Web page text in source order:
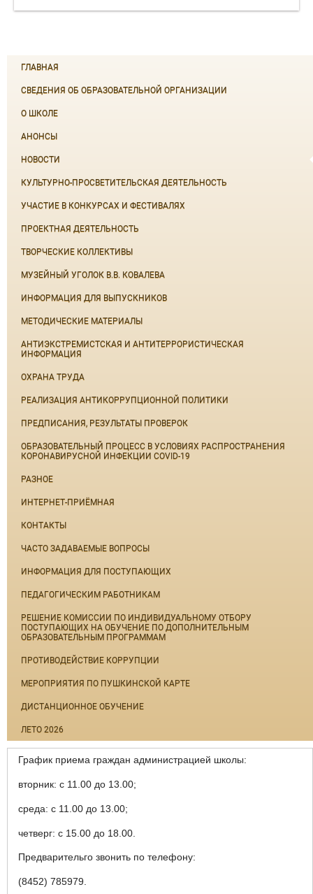
ГЛАВНАЯ
СВЕДЕНИЯ ОБ ОБРАЗОВАТЕЛЬНОЙ ОРГАНИЗАЦИИ
О ШКОЛЕ
АНОНСЫ
НОВОСТИ
КУЛЬТУРНО-ПРОСВЕТИТЕЛЬСКАЯ ДЕЯТЕЛЬНОСТЬ
УЧАСТИЕ В КОНКУРСАХ И ФЕСТИВАЛЯХ
ПРОЕКТНАЯ ДЕЯТЕЛЬНОСТЬ
ТВОРЧЕСКИЕ КОЛЛЕКТИВЫ
МУЗЕЙНЫЙ УГОЛОК В.В. КОВАЛЕВА
ИНФОРМАЦИЯ ДЛЯ ВЫПУСКНИКОВ
МЕТОДИЧЕСКИЕ МАТЕРИАЛЫ
АНТИЭКСТРЕМИСТСКАЯ И АНТИТЕРРОРИСТИЧЕСКАЯ
ИНФОРМАЦИЯ
ОХРАНА ТРУДА
РЕАЛИЗАЦИЯ АНТИКОРРУПЦИОННОЙ ПОЛИТИКИ
ПРЕДПИСАНИЯ, РЕЗУЛЬТАТЫ ПРОВЕРОК
ОБРАЗОВАТЕЛЬНЫЙ ПРОЦЕСС В УСЛОВИЯХ РАСПРОСТРАНЕНИЯ
КОРОНАВИРУСНОЙ ИНФЕКЦИИ COVID-19
РАЗНОЕ
ИНТЕРНЕТ-ПРИЁМНАЯ
КОНТАКТЫ
ЧАСТО ЗАДАВАЕМЫЕ ВОПРОСЫ
ИНФОРМАЦИЯ ДЛЯ ПОСТУПАЮЩИХ
ПЕДАГОГИЧЕСКИМ РАБОТНИКАМ
РЕШЕНИЕ КОМИССИИ ПО ИНДИВИДУАЛЬНОМУ ОТБОРУ
ПОСТУПАЮЩИХ НА ОБУЧЕНИЕ ПО ДОПОЛНИТЕЛЬНЫМ
ОБРАЗОВАТЕЛЬНЫМ ПРОГРАММАМ
ПРОТИВОДЕЙСТВИЕ КОРРУПЦИИ
МЕРОПРИЯТИЯ ПО ПУШКИНСКОЙ КАРТЕ
ДИСТАНЦИОННОЕ ОБУЧЕНИЕ
ЛЕТО 2026
График приема граждан администрацией школы:
вторник: с 11.00 до 13.00;
среда: с 11.00 до 13.00;
четверг: с 15.00 до 18.00.
Предварительго звонить по телефону:
(8452) 785979.